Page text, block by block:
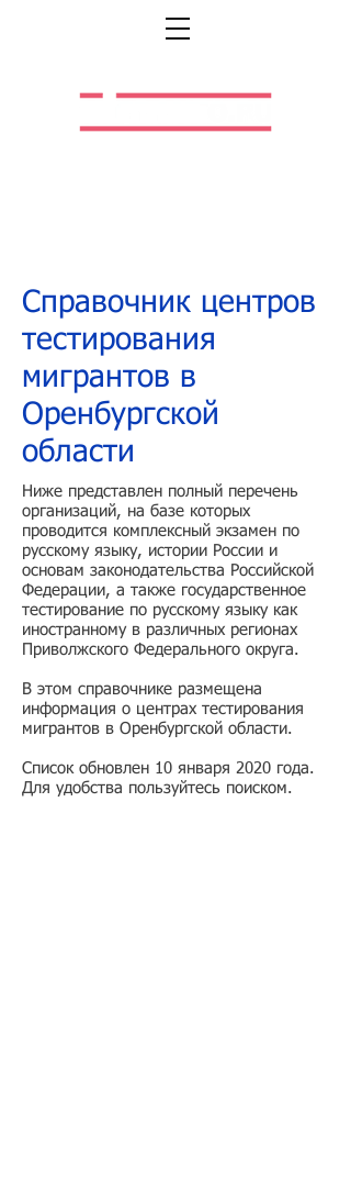
Справочник центров
тестирования
мигрантов в
Оренбургской
области
Ниже представлен полный перечень
организаций, на базе которых
проводится комплексный экзамен по
русскому языку, истории России и
основам законодательства Российской
Федерации, а также государственное
тестирование по русскому языку как
иностранному в различных регионах
Приволжского Федерального округа.
В этом справочнике размещена
информация о центрах тестирования
мигрантов в Оренбургской области.
Список обновлен 10 января 2020 года.
Для удобства пользуйтесь поиском.